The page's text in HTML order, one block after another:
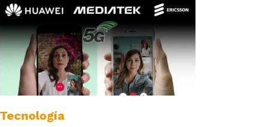
Tecnología